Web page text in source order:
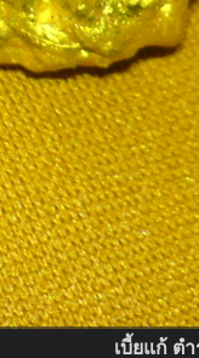
เบี้ยแก้ ต